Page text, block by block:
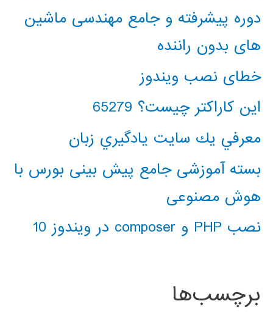
دوره پیشرفته و جامع مهندسی ماشین
های بدون راننده
خطای نصب ویندوز
این کاراکتر چیست؟ 65279
معرفي يك سايت يادگيري زبان
بسته آموزشی جامع پیش بینی بورس با
هوش مصنوعی
نصب PHP و composer در ویندوز 10
برچسب‌ها